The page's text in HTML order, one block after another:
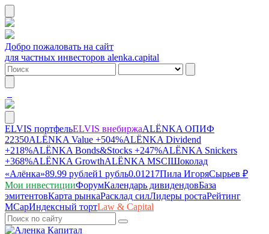
Добро пожаловать на сайт
для частных инвесторов alenka.capital
ELVIS портфельELVIS внебиржаALЁNKA ОПИФ
22350ALЁNKA Value +504%ALЁNKA Dividend
+218%ALЁNKA Bonds&Stocks +247%ALЁNKA Snickers
+368%ALЁNKA GrowthALЁNKA MSCIШоколад
«Алёнка»89.99 рублей1 рубль0.01217Пила ИгоряСырьев ₽
Мои инвестицииФорумКалендарь дивидендовБаза
эмитентовКарта рынкаРасклад силЛидеры ростаРейтинг
MCapИндексный тортLaw & Capital